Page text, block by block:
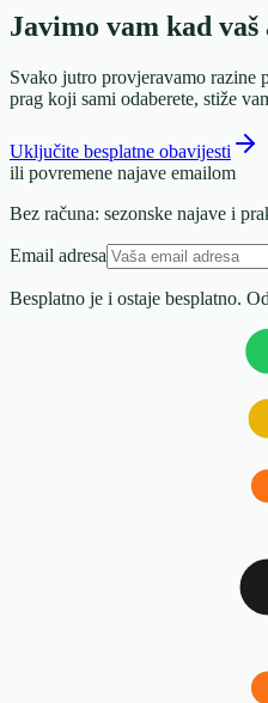
Javimo vam kad
Svako jutro provjeravamo razine
prag koji sami odaberete, stiže
Uključite besplatne obavijesti
ili povremene najave emailom
Bez računa: sezonske najave i
Email adresa
Besplatno je i ostaje besplatno.